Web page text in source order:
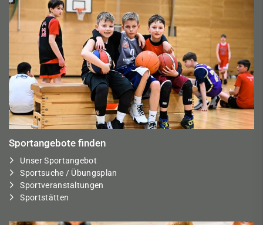
Sportangebote finden
Unser Sportangebot
Sportsuche / Übungsplan
Sportveranstaltungen
Sportstätten